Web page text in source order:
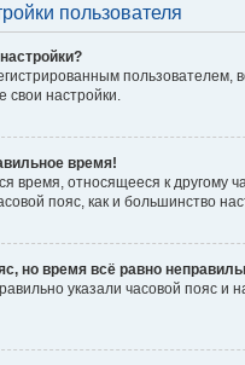
пользователя
настройки.
время!
время, относящееся к другому
пояс, как и большинство
но время всё равно
указали часовой пояс и